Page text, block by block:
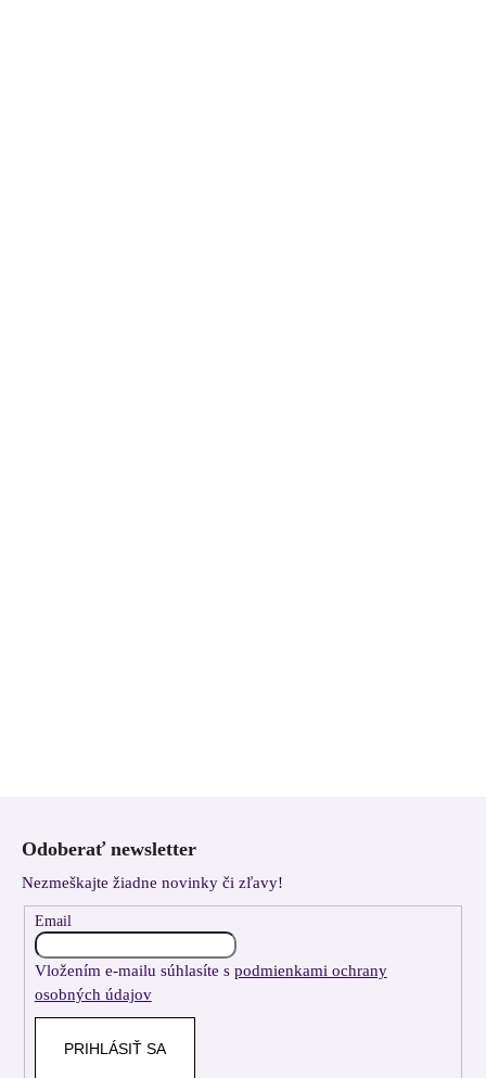
Odoberať newsletter
Nezmeškajte žiadne novinky či zľavy!
Email
Vložením e-mailu súhlasíte s podmienkami ochrany
osobných údajov
PRIHLÁSIŤ SA